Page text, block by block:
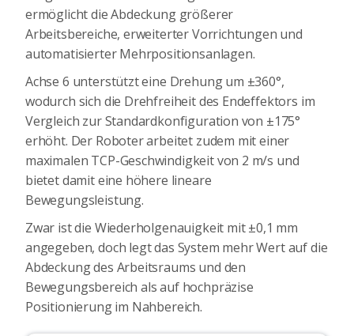
ermöglicht die Abdeckung größerer
Arbeitsbereiche, erweiterter Vorrichtungen und
automatisierter Mehrpositionsanlagen.
Achse 6 unterstützt eine Drehung um ±360°,
wodurch sich die Drehfreiheit des Endeffektors im
Vergleich zur Standardkonfiguration von ±175°
erhöht. Der Roboter arbeitet zudem mit einer
maximalen TCP-Geschwindigkeit von 2 m/s und
bietet damit eine höhere lineare
Bewegungsleistung.
Zwar ist die Wiederholgenauigkeit mit ±0,1 mm
angegeben, doch legt das System mehr Wert auf die
Abdeckung des Arbeitsraums und den
Bewegungsbereich als auf hochpräzise
Positionierung im Nahbereich.